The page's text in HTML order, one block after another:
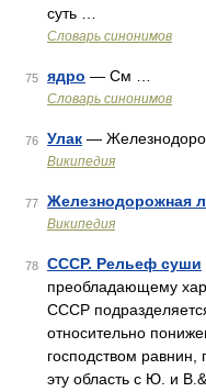
суть …
Словарь синонимов
75 ядро — См …
Словарь синонимов
76 Улак —
Википедия
77 Железнодорожная
Википедия
78 СССР. Рельеф суши
преобладающему
СССР
относительно
господством
эту область с Ю. и